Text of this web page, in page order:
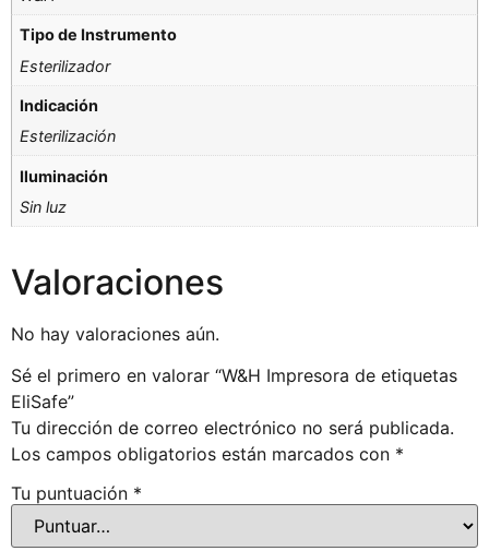
Tipo de Instrumento
Esterilizador
Indicación
Esterilización
Iluminación
Sin luz
Valoraciones
No hay valoraciones aún.
Sé el primero en valorar “W&H Impresora de etiquetas
EliSafe”
Tu dirección de correo electrónico no será publicada.
Los campos obligatorios están marcados con *
Tu puntuación *